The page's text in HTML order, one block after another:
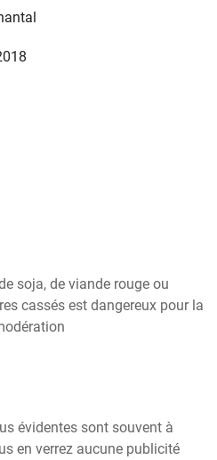
soja, de viande rouge ou
cassés est dangereux pour la
évidentes sont souvent à
en verrez aucune publicité